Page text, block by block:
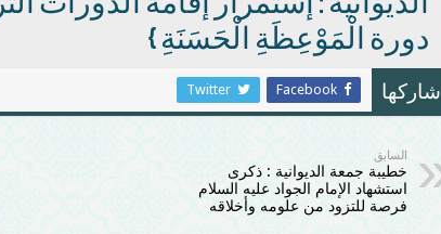
دورة الْمَوْعِظَةِ الْحَسَنَةِ }
شاركها Facebook
Twitter
السابق
خطيبة جمعة الديوانية : ذكرى
استشهاد الإمام الجواد عليه السلام
فرصة للتزود من علومه وأخلاقه